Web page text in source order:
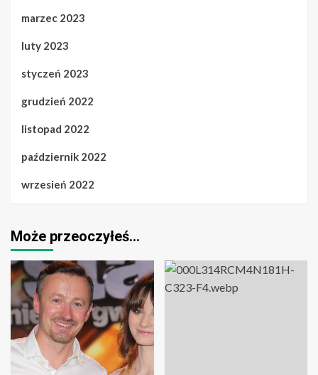
marzec 2023
luty 2023
styczeń 2023
grudzień 2022
listopad 2022
październik 2022
wrzesień 2022
Może przeoczyłeś…